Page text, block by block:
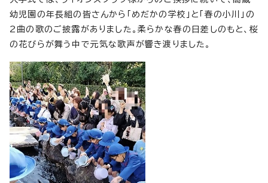
幼児園の年長組の皆さんから「めだかの学校」と「春の小川」の
2曲の歌のご披露がありました。柔らかな春の日差しのもと、桜
の花びらが舞う中で元気な歌声が響き渡りました。